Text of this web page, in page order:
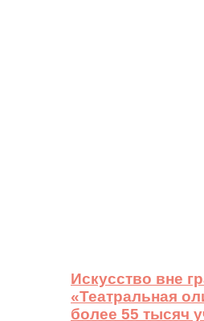
Искусство вне
«Театральная
более 55 тысяч